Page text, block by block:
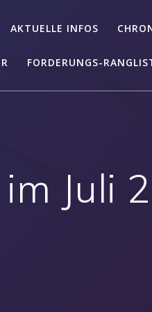
AKTUELLE INFOS
FORDERUNGS-
Juli